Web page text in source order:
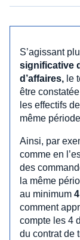
S’agissant
significative
d’affaires, le
être
les effectifs
même
Ainsi, par
comme en
des
la même
au minimum
comment
compte les 4
du contrat de